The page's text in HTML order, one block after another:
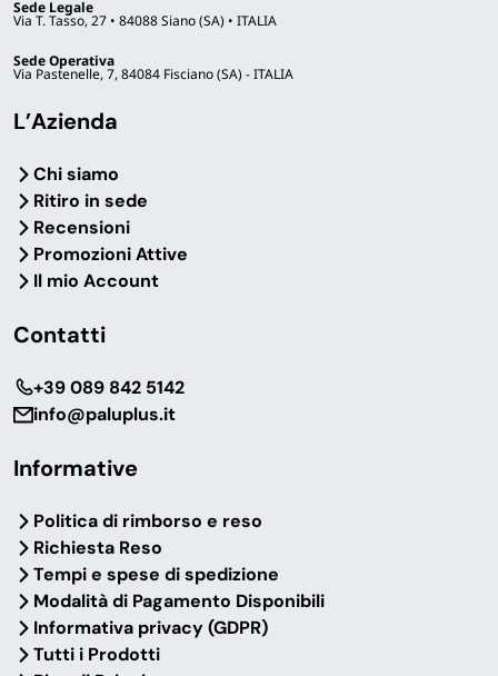
Sede Legale
Via T. Tasso, 27 • 84088 Siano (SA) • ITALIA
Sede Operativa
Via Pastenelle, 7, 84084 Fisciano (SA) - ITALIA
L’Azienda
Chi siamo
Ritiro in sede
Recensioni
Promozioni Attive
Il mio Account
Contatti
‎+39 089 842 5142
info@paluplus.it
Informative
Politica di rimborso e reso
Richiesta Reso
Tempi e spese di spedizione
Modalità di Pagamento Disponibili
Informativa privacy (GDPR)
Tutti i Prodotti